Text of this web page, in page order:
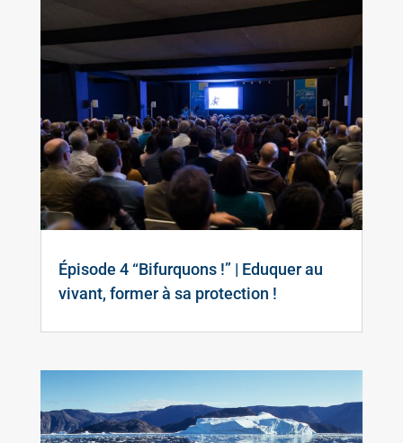
Épisode 4 “Bifurquons !” | Eduquer au
vivant, former à sa protection !